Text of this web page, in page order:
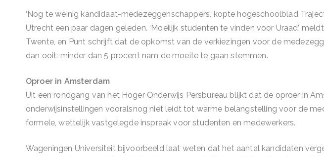
‘Nog te weinig kandidaat-medezeggenschappers’, kopte hogeschoolblad
Utrecht een paar dagen geleden. ‘Moeilijk studenten te vinden voor Uraad’,
Twente, en Punt schrijft dat de opkomst van de verkiezingen voor de
dan ooit: minder dan 5 procent nam de moeite te gaan stemmen.
Oproer in Amsterdam
Uit een rondgang van het Hoger Onderwijs Persbureau blijkt dat de oproer in
onderwijsinstellingen vooralsnog niet leidt tot warme belangstelling voor de
formele, wettelijk vastgelegde inspraak voor studenten en medewerkers.
Wageningen Universiteit bijvoorbeeld laat weten dat het aantal kandidaten